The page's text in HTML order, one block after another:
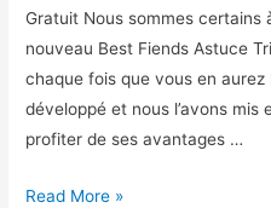
Gratuit Nous sommes certains
nouveau Best Fiends Astuce
chaque fois que vous en aurez
développé et nous l’avons mis
profiter de ses avantages …
Best
Read More »